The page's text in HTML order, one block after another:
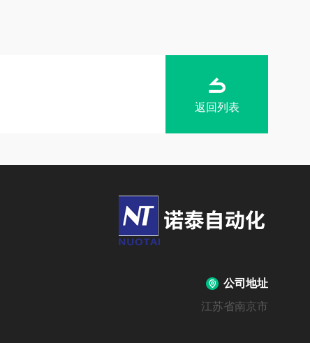
返回列表
公司地址
江苏省南京市